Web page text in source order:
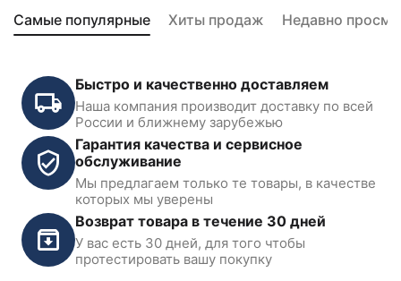
Самые популярные Хиты продаж Недавно
Быстро и качественно доставляем
Наша компания производит доставку по всей
России и ближнему зарубежью
Гарантия качества и сервисное
обслуживание
Мы предлагаем только те товары, в качестве
которых мы уверены
Возврат товара в течение 30 дней
У вас есть 30 дней, для того чтобы
протестировать вашу покупку